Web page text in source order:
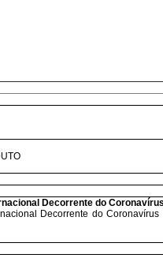
Decorrente do
Decorrente do